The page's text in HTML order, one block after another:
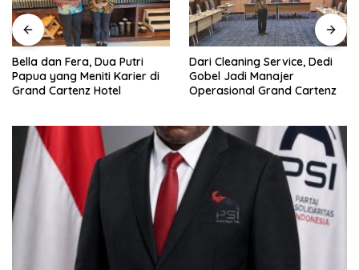
Bella dan Fera, Dua Putri
Papua yang Meniti Karier di
Grand Cartenz Hotel
Dari Cleaning Service, Dedi
Gobel Jadi Manajer
Operasional Grand Cartenz